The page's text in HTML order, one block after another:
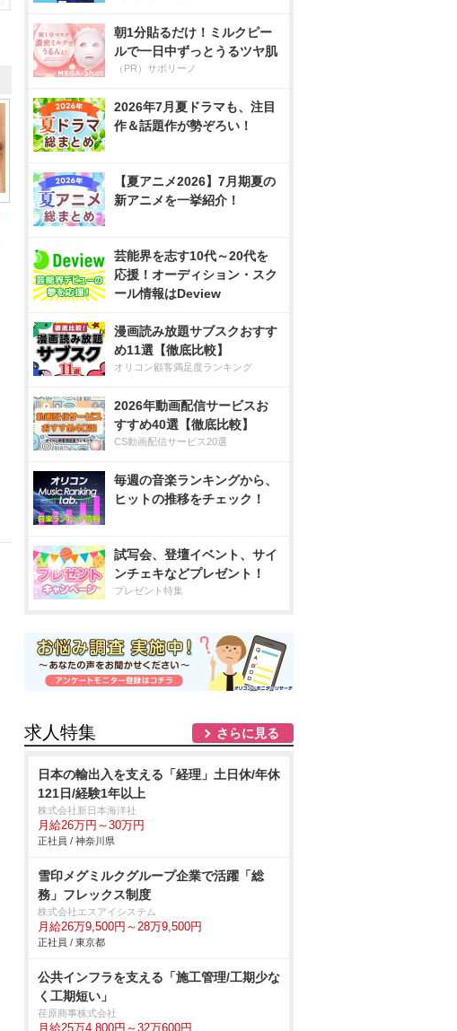
朝1分貼るだけ！ミルクピー
ルで一日中ずっとうるツヤ肌
（PR）サボリーノ
2026年7月夏ドラマも、注目
作＆話題作が勢ぞろい！
【夏アニメ2026】7月期夏の
新アニメを一挙紹介！
芸能界を志す10代～20代を
応援！オーディション・スク
ール情報はDeview
漫画読み放題サブスクおすす
め11選【徹底比較】
オリコン顧客満足度ランキング
2026年動画配信サービスお
すすめ40選【徹底比較】
CS動画配信サービス20選
毎週の音楽ランキングから、
ヒットの推移をチェック！
試写会、登壇イベント、サイ
ンチェキなどプレゼント！
プレゼント特集
求人特集 さらに見る
日本の輸出入を支える「経理」土日休/年休
121日/経験1年以上
株式会社新日本海洋社
月給26万円～30万円
正社員 / 神奈川県
雪印メグミルクグループ企業で活躍「総
務」フレックス制度
株式会社エスアイシステム
月給26万9,500円～28万9,500円
正社員 / 東京都
公共インフラを支える「施工管理/工期少な
く工期短い」
荏原商事株式会社
月給25万4,800円～32万600円